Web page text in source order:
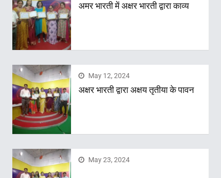
अमर भारती में अक्षर भारती द्वारा काव्य
May 12, 2024
अक्षर भारती द्वारा अक्षय तृतीया के पावन
May 23, 2024